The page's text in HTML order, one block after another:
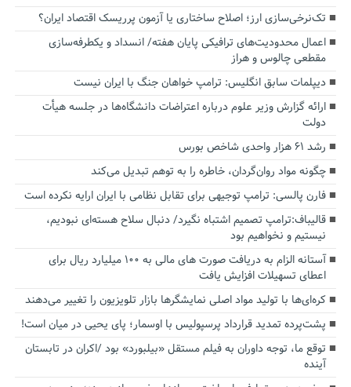
تک‌نرخی‌سازی ارز؛ اصلاح ساختاری یا آزمون پرریسک اقتصاد ایران؟
اعمال محدودیت‌های ترافیکی پایان هفته/ انسداد و یکطرفه‌سازی
مقطعی چالوس و هراز
دیپلمات سابق انگلیس:‌ ترامپ خواهان جنگ با ایران نیست
ارائه گزارش وزیر علوم درباره اعتراضات دانشگاه‌ها در جلسه هیأت
دولت
رشد ۶۱ هزار واحدی شاخص بورس
چگونه مواد روان‌گردان، خاطره را به توهم تبدیل می‌کند
فارن پالسی: ترامپ توجیهی برای تقابل نظامی با ایران ارایه نکرده است
قالیباف:ترامپ تصمیم اشتباه نگیرد/ دنبال سلاح هسته‌ای نبودیم،
نیستیم و نخواهیم بود
آستانه الزام به دریافت صورت های مالی به ۱۰۰ میلیارد ریال برای
اعطای تسهیلات افزایش یافت
کره‌ای‌ها با تولید مواد اصلی نمایشگرها بازار تلویزیون را تغییر می‌دهند
پشت‌پرده تمدید قرارداد پرسپولیس با اوسمار؛ پای یحیی در میان است!
توقع ما، توجه داوران به فیلم مستقل «بیلبورد» بود /اکران در تابستان
آینده